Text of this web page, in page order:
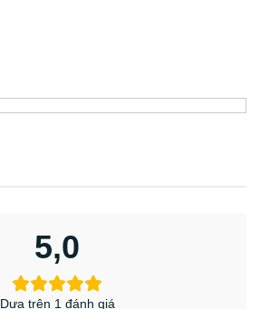
5,0
Dựa trên 1 đánh giá